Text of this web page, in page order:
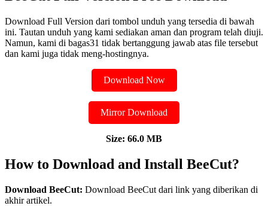
Download Full Version dari tombol unduh yang tersedia di bawah
ini. Tautan unduh yang kami sediakan aman dan program telah diuji.
Namun, kami di bagas31 tidak bertanggung jawab atas file tersebut
dan kami juga tidak meng-hostingnya.
Download Now
Mirror Download
Size: 66.0 MB
How to Download and Install BeeCut?
Download BeeCut: Download BeeCut dari link yang diberikan di
akhir artikel.